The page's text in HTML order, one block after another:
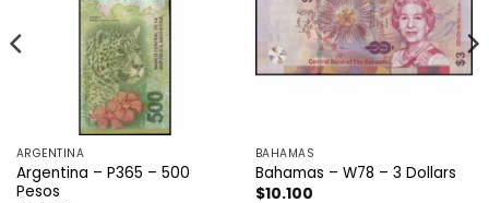
ARGENTINA
Argentina – P365 – 500
Pesos
BAHAMAS
Bahamas – W78 – 3 Dollars
$10.100